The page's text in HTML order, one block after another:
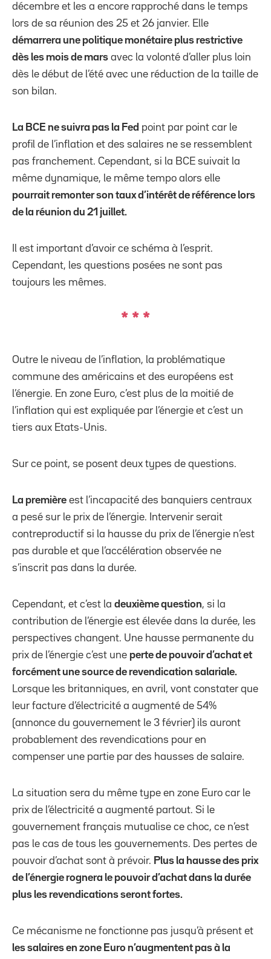
décembre et les a encore rapproché dans le temps
lors de sa réunion des 25 et 26 janvier. Elle
démarrera une politique monétaire plus restrictive
dès les mois de mars avec la volonté d’aller plus loin
dès le début de l’été avec une réduction de la taille de
son bilan.
La BCE ne suivra pas la Fed point par point car le
profil de l’inflation et des salaires ne se ressemblent
pas franchement. Cependant, si la BCE suivait la
même dynamique, le même tempo alors elle
pourrait remonter son taux d’intérêt de référence lors
de la réunion du 21 juillet.
Il est important d’avoir ce schéma à l’esprit.
Cependant, les questions posées ne sont pas
toujours les mêmes.
* * *
Outre le niveau de l’inflation, la problématique
commune des américains et des européens est
l’énergie. En zone Euro, c’est plus de la moitié de
l’inflation qui est expliquée par l’énergie et c’est un
tiers aux Etats-Unis.
Sur ce point, se posent deux types de questions.
La première est l’incapacité des banquiers centraux
a pesé sur le prix de l’énergie. Intervenir serait
contreproductif si la hausse du prix de l’énergie n’est
pas durable et que l’accélération observée ne
s’inscrit pas dans la durée.
Cependant, et c’est la deuxième question, si la
contribution de l’énergie est élevée dans la durée, les
perspectives changent. Une hausse permanente du
prix de l’énergie c’est une perte de pouvoir d’achat et
forcément une source de revendication salariale.
Lorsque les britanniques, en avril, vont constater que
leur facture d’électricité a augmenté de 54%
(annonce du gouvernement le 3 février) ils auront
probablement des revendications pour en
compenser une partie par des hausses de salaire.
La situation sera du même type en zone Euro car le
prix de l’électricité a augmenté partout. Si le
gouvernement français mutualise ce choc, ce n’est
pas le cas de tous les gouvernements. Des pertes de
pouvoir d’achat sont à prévoir. Plus la hausse des prix
de l’énergie rognera le pouvoir d’achat dans la durée
plus les revendications seront fortes.
Ce mécanisme ne fonctionne pas jusqu’à présent et
les salaires en zone Euro n’augmentent pas à la